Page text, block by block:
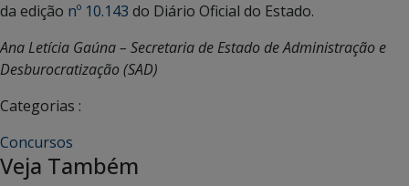
da edição nº 10.143 do Diário Oficial do Estado.
Ana Letícia Gaúna – Secretaria de Estado de Administração e
Desburocratização (SAD)
Categorias :
Concursos
Veja Também